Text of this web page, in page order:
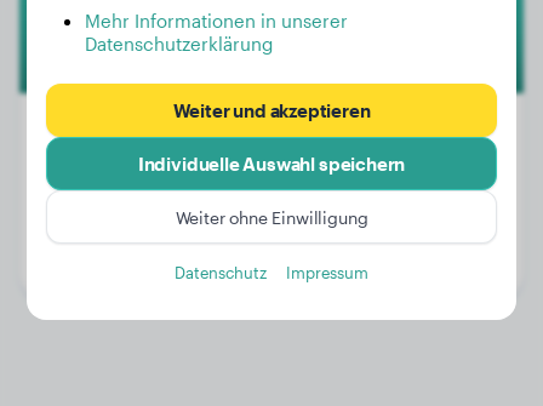
Gewicht:
16 kg
3 Jahre, 2 Monate
Mehr Informationen in unserer
Datenschutzerklärung
Weiter und akzeptieren
Individuelle Auswahl speichern
Weiter ohne Einwilligung
Datenschutz Impressum